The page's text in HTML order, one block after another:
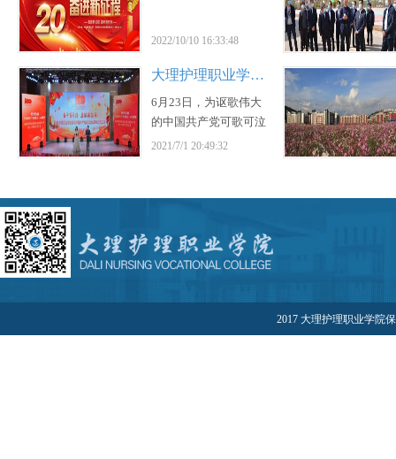
2022/10/10 16:33:48
大理护理职业学院举行“奋斗百年路 启航新征程” 庆祝中国共产党成立100周年文艺汇演
6月23日，为讴歌伟大
的中国共产党可歌可泣
的百年奋斗历程，弘扬
好、社会主义好、改革
2021/7/1 20:49:32
2017 大理护理职业学院